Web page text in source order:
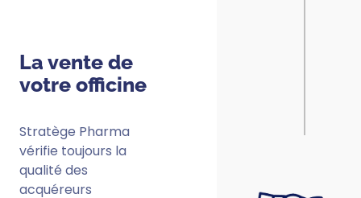
La vente de
votre officine
Stratège Pharma
vérifie toujours la
qualité des
acquéreurs